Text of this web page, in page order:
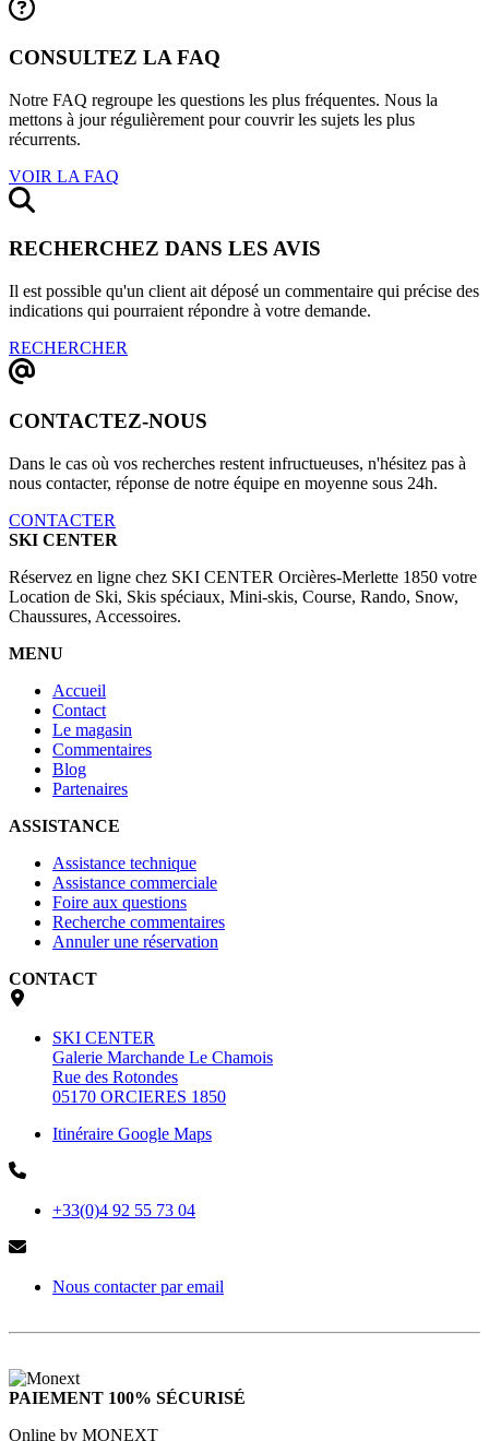
CONSULTEZ LA FAQ
Notre FAQ regroupe les questions les plus fréquentes. Nous la
mettons à jour régulièrement pour couvrir les sujets les plus
récurrents.
VOIR LA FAQ
RECHERCHEZ DANS LES AVIS
Il est possible qu'un client ait déposé un commentaire qui précise des
indications qui pourraient répondre à votre demande.
RECHERCHER
CONTACTEZ-NOUS
Dans le cas où vos recherches restent infructueuses, n'hésitez pas à
nous contacter, réponse de notre équipe en moyenne sous 24h.
CONTACTER
SKI CENTER
Réservez en ligne chez SKI CENTER Orcières-Merlette 1850 votre
Location de Ski, Skis spéciaux, Mini-skis, Course, Rando, Snow,
Chaussures, Accessoires.
MENU
Accueil
Contact
Le magasin
Commentaires
Blog
Partenaires
ASSISTANCE
Assistance technique
Assistance commerciale
Foire aux questions
Recherche commentaires
Annuler une réservation
CONTACT
SKI CENTER
Galerie Marchande Le Chamois
Rue des Rotondes
05170 ORCIERES 1850
Itinéraire Google Maps
+33(0)4 92 55 73 04
Nous contacter par email
PAIEMENT 100% SÉCURISÉ
Online by MONEXT